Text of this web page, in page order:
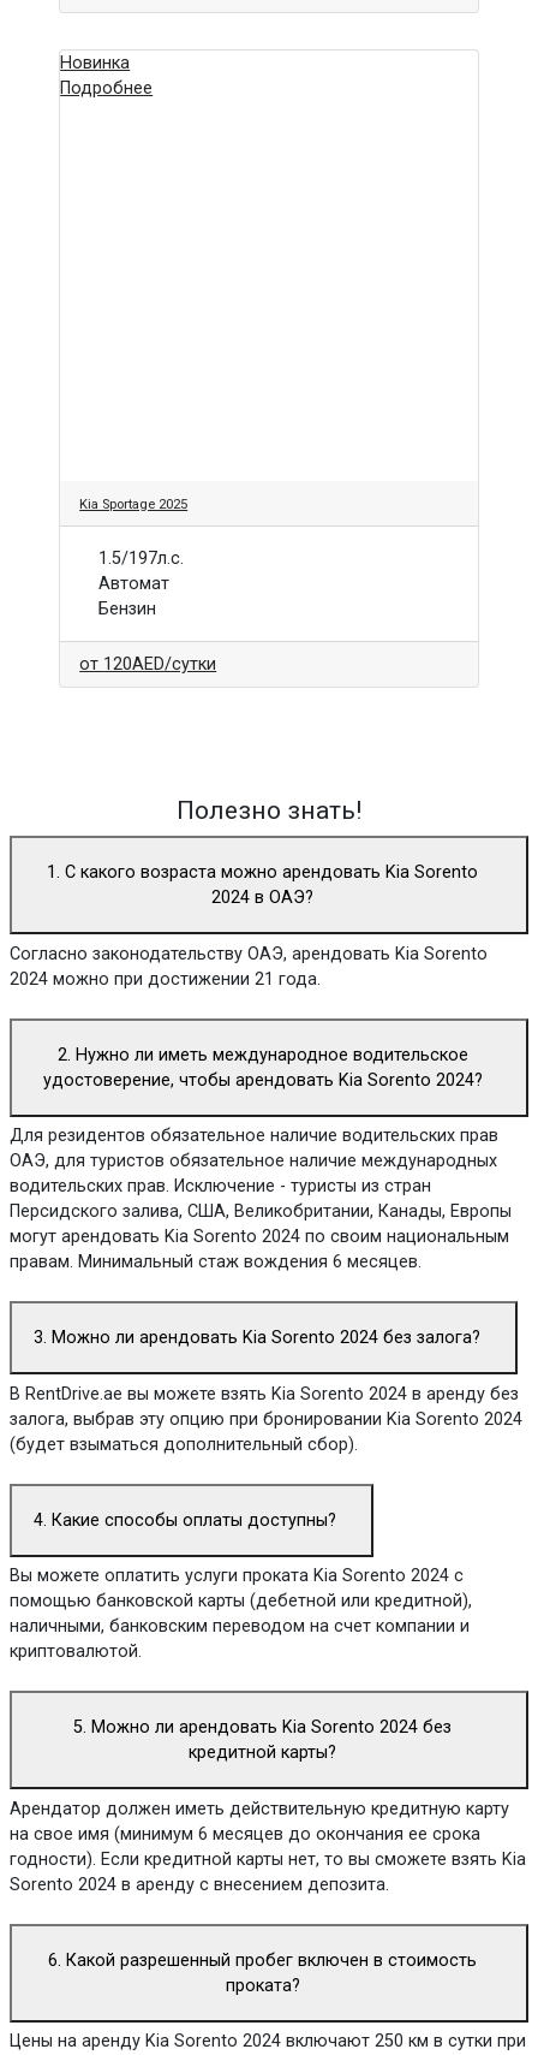
Новинка
Подробнее
Kia Sportage 2025
1.5/197л.с.
Автомат
Бензин
от 120AED/сутки
Полезно знать!
1. С какого возраста можно арендовать Kia Sorento
2024 в ОАЭ?
Согласно законодательству ОАЭ, арендовать Kia Sorento
2024 можно при достижении 21 года.
2. Нужно ли иметь международное водительское
удостоверение, чтобы арендовать Kia Sorento 2024?
Для резидентов обязательное наличие водительских прав
ОАЭ, для туристов обязательное наличие международных
водительских прав. Исключение - туристы из стран
Персидского залива, США, Великобритании, Канады, Европы
могут арендовать Kia Sorento 2024 по своим национальным
правам. Минимальный стаж вождения 6 месяцев.
3. Можно ли арендовать Kia Sorento 2024 без залога?
В RentDrive.ae вы можете взять Kia Sorento 2024 в аренду без
залога, выбрав эту опцию при бронировании Kia Sorento 2024
(будет взыматься дополнительный сбор).
4. Какие способы оплаты доступны?
Вы можете оплатить услуги проката Kia Sorento 2024 с
помощью банковской карты (дебетной или кредитной),
наличными, банковским переводом на счет компании и
криптовалютой.
5. Можно ли арендовать Kia Sorento 2024 без
кредитной карты?
Арендатор должен иметь действительную кредитную карту
на свое имя (минимум 6 месяцев до окончания ее срока
годности). Если кредитной карты нет, то вы сможете взять Kia
Sorento 2024 в аренду с внесением депозита.
6. Какой разрешенный пробег включен в стоимость
проката?
Цены на аренду Kia Sorento 2024 включают 250 км в сутки при